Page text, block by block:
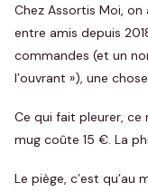
Chez Assortis Moi,
entre amis depuis
commandes (et un
l’ouvrant »), une
Ce qui fait pleurer, ce
mug coûte 15 €. La
Le piège, c’est